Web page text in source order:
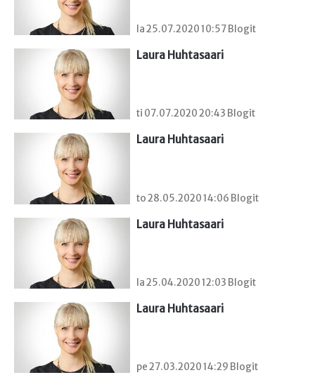
la 25.07.2020 10:57 Blogit
Laura Huhtasaari
ti 07.07.2020 20:43 Blogit
Laura Huhtasaari
to 28.05.2020 14:06 Blogit
Laura Huhtasaari
la 25.04.2020 12:03 Blogit
Laura Huhtasaari
pe 27.03.2020 14:29 Blogit